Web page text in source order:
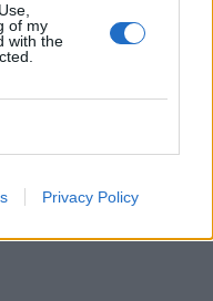
of my
with the
Privacy Policy